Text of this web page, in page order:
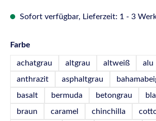
Sofort verfügbar, Lieferzeit: 1 - 3
Farbe
achatgrau altgrau altweiß alu
anthrazit
asphaltgrau
basalt
bermuda betongrau
braun
caramel chinchilla